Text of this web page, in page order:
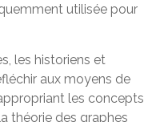
utilisée pour
les historiens et
aux moyens de
les concepts
théorie des graphes